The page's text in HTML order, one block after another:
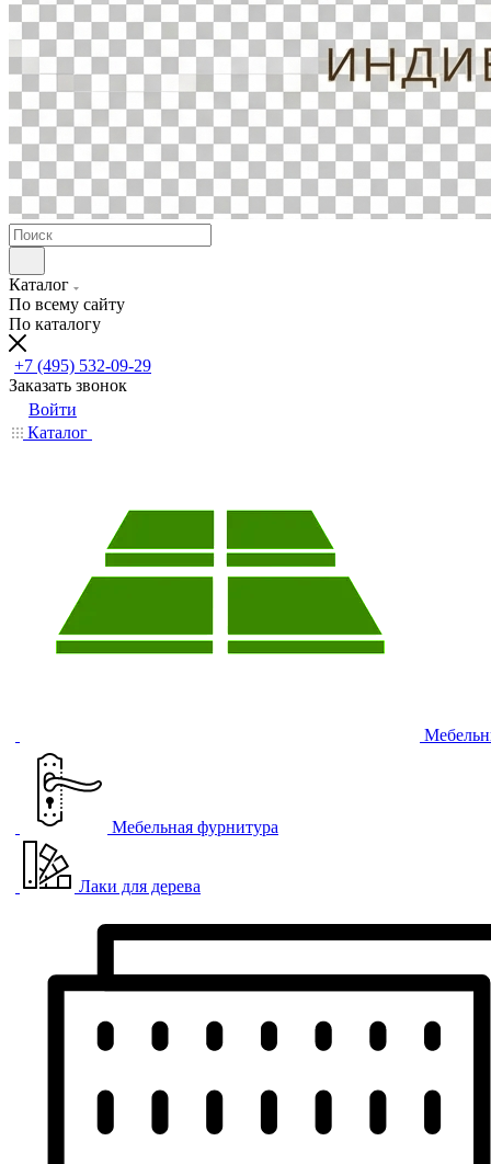
Каталог
По всему сайту
По каталогу
+7 (495) 532-09-29
Заказать звонок
Войти
Каталог
Мебельная фурнитура
Лаки для дерева